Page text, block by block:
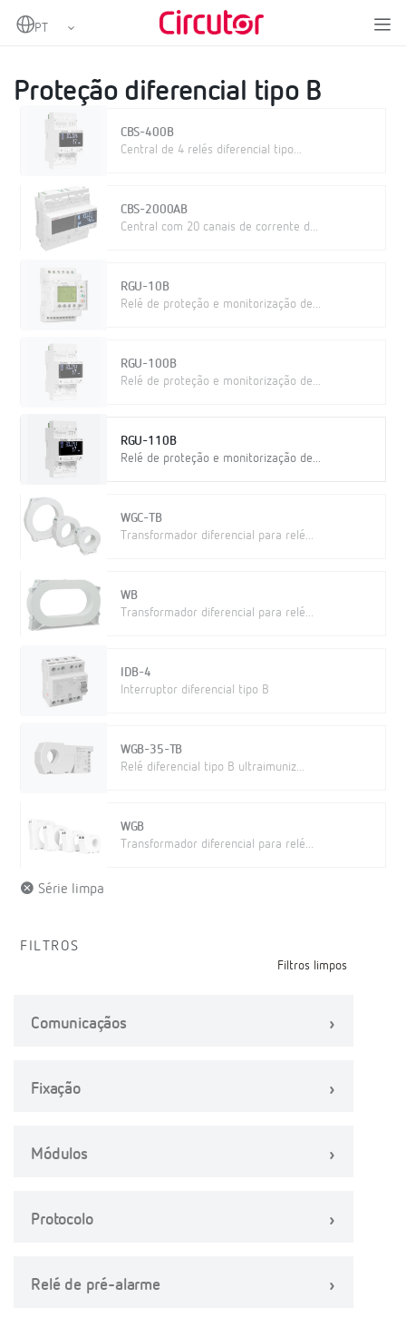
Home Proteção e controlo
Proteção diferencial
Proteção diferencial tipo B
CBS-400B
Central de 4 relés diferencial tipo...
CBS-2000AB
Central com 20 canais de corrente d...
RGU-10B
Relé de proteção e monitorização de...
RGU-100B
Relé de proteção e monitorização de...
RGU-110B
Relé de proteção e monitorização de...
WGC-TB
Transformador diferencial para relé...
WB
Transformador diferencial para relé...
IDB-4
Interruptor diferencial tipo B
WGB-35-TB
Relé diferencial tipo B ultraimuniz...
WGB
Transformador diferencial para relé...
Série limpa
FILTROS
Filtros limpos
Comunicaçãos
Fixação
Módulos
Protocolo
Relé de pré-alarme